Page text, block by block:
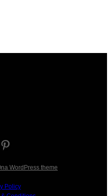
Pinterest
WordPress theme
Policy